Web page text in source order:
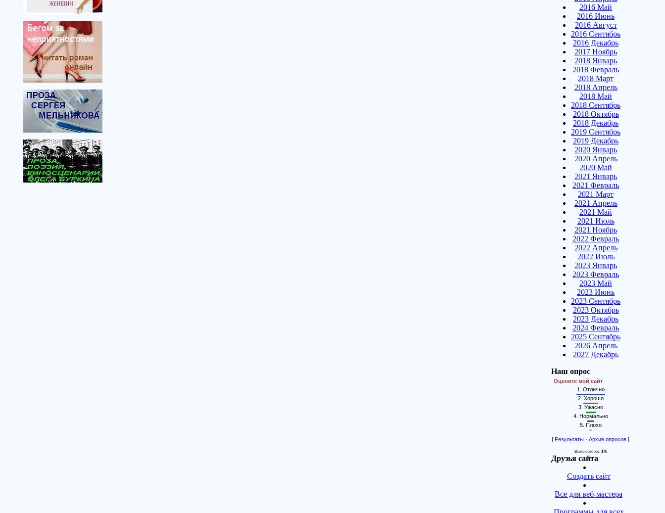
2016 Май
2016 Июнь
2016 Август
2016 Сентябрь
2016 Декабрь
2017 Ноябрь
2018 Январь
2018 Февраль
2018 Март
2018 Апрель
2018 Май
2018 Сентябрь
2018 Октябрь
2018 Декабрь
2019 Сентябрь
2019 Декабрь
2020 Январь
2020 Апрель
2020 Май
2021 Январь
2021 Февраль
2021 Март
2021 Апрель
2021 Май
2021 Июль
2021 Ноябрь
2022 Февраль
2022 Апрель
2022 Июль
2023 Январь
2023 Февраль
2023 Май
2023 Июнь
2023 Сентябрь
2023 Октябрь
2023 Декабрь
2024 Февраль
2025 Сентябрь
2026 Апрель
2027 Декабрь
Наш опрос
Оцените мой сайт
1. Отлично
2. Хорошо
3. Ужасно
4. Нормально
5. Плохо
[ Результаты · Архив опросов ]
Всего ответов: 176
Друзья сайта
Создать сайт
Все для веб-мастера